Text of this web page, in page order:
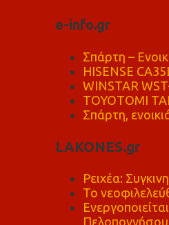
e-info.gr
Σπάρτη –
HISENSE
WINSTAR
TOYOTOMI
Σπάρτη,
LAKONES.gr
Ρειχέα:
Το